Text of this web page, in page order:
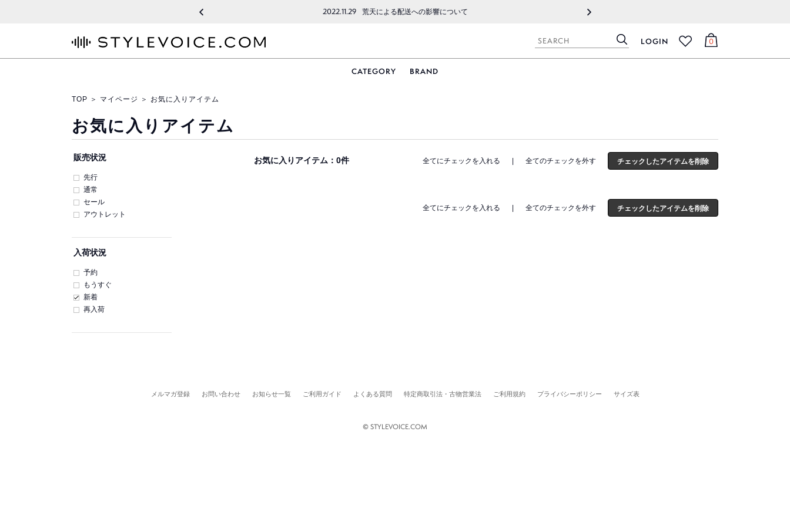
2022.11.29 荒天による配送への影響について
検
索
LOGIN
0
CATEGORY BRAND
TOP ＞ マイページ ＞ お気に入りアイテム
お気に入りアイテム
販売状況
先行
通常
セール
アウトレット
入荷状況
予約
もうすぐ
新着
再入荷
お気に入りアイテム： 0件 全てにチェックを入れる 全てのチェックを外す
全てにチェックを入れる 全てのチェックを外す
メルマガ登録 お問い合わせ お知らせ一覧 ご利用ガイド よくある質問 特定商取引法・古物営業法 ご利用規約 プライバシーポリシー サイズ表
© STYLEVOICE.COM